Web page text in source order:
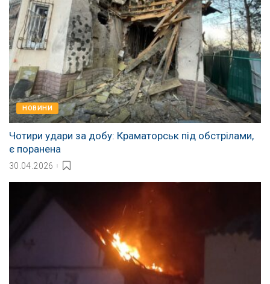
НОВИНИ
Чотири удари за добу: Краматорськ під обстрілами,
є поранена
30.04.2026